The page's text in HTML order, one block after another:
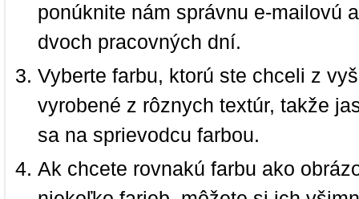
ponúknite nám správnu e-mailovú
dvoch pracovných dní.
Vyberte farbu, ktorú ste chceli z
vyrobené z rôznych textúr, takže
sa na sprievodcu farbou.
Ak chcete rovnakú farbu ako